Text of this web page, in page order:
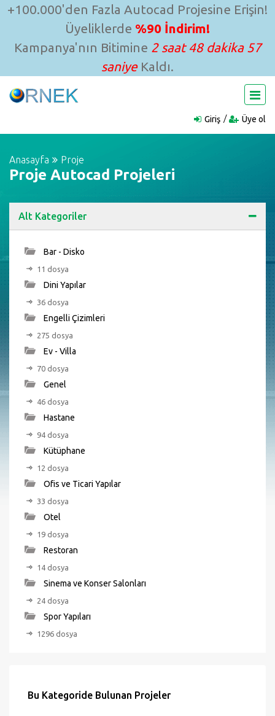
+100.000'den Fazla Autocad Projesine Erişin!
Üyeliklerde %90 İndirim!
Kampanya'nın Bitimine 2 saat 48 dakika 56
saniyeKaldı.
Giriş Üye ol
Anasayfa Proje
Proje Autocad Projeleri
Alt Kategoriler
Bar - Disko
11 dosya
Dini Yapılar
36 dosya
Engelli Çizimleri
275 dosya
Ev - Villa
70 dosya
Genel
46 dosya
Hastane
94 dosya
Kütüphane
12 dosya
Ofis ve Ticari Yapılar
33 dosya
Otel
19 dosya
Restoran
14 dosya
Sinema ve Konser Salonları
24 dosya
Spor Yapıları
1296 dosya
Bu Kategoride Bulunan Projeler